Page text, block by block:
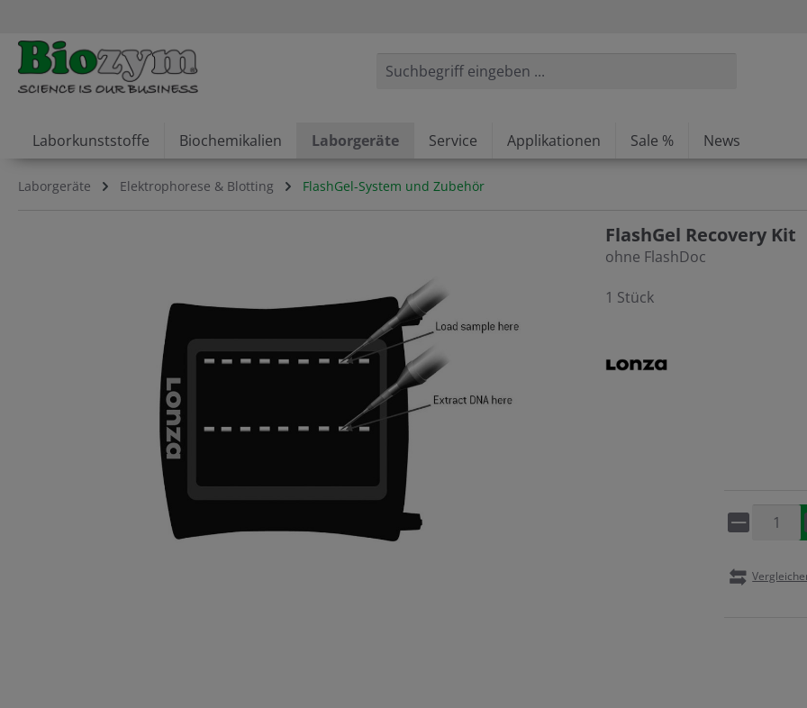
Laborkunststoffe Biochemikalien Laborgeräte Service Applikationen Sale % News
Laborgeräte Elektrophorese & Blotting FlashGel-System und Zubehör
FlashGel Recovery Kit
ohne FlashDoc
1 Stück
Artikel